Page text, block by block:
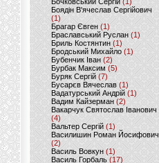
Боядін В'ячеслав Сергійович
(1)
Брагар Євген (1)
Браславський Руслан (1)
Бриль Костянтин (1)
Бродський Михайло (1)
Бубенчик Іван(2)
Бурбак Максим (5)
Буряк Сергій (7)
Бусарєв Вячеслав (1)
Вадатурський Андрій (1)
Вадим Кайзерман (2)
Вакарчук Святослав Іванович
(4)
Вальтер Сергій (1)
Василишин Роман Йосифович
(2)
Василь Вовкун (1)
Василь Горбаль (17)